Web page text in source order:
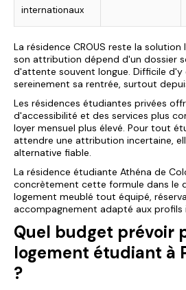
internationaux
La résidence CROUS reste la solution
son attribution dépend d'un dossier
d'attente souvent longue. Difficile
sereinement sa rentrée, surtout
Les résidences étudiantes privées
d'accessibilité et des services plus
loyer mensuel plus élevé. Pour tout
attendre une attribution incertaine,
alternative fiable.
La résidence étudiante Athéna de
concrètement cette formule dans le
logement meublé tout équipé,
accompagnement adapté aux profils
Quel budget prévoir
logement étudiant à
?